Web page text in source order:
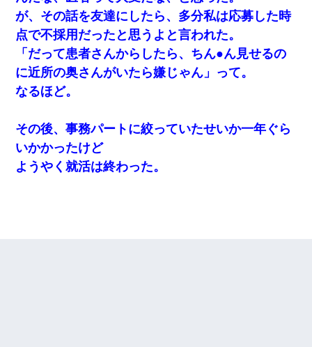
が、その話を友達にしたら、多分私は応募した時
点で不採用だったと思うよと言われた。
「だって患者さんからしたら、ちん●ん見せるの
に近所の奥さんがいたら嫌じゃん」って。
なるほど。
その後、事務パートに絞っていたせいか一年ぐら
いかかったけど
ようやく就活は終わった。